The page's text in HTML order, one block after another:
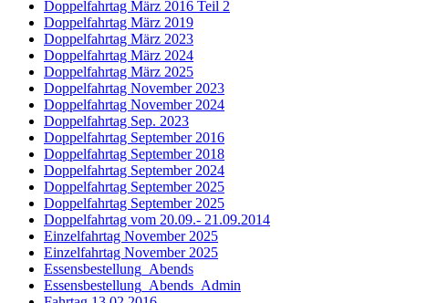
Doppelfahrtag März 2016 Teil 2
Doppelfahrtag März 2019
Doppelfahrtag März 2023
Doppelfahrtag März 2024
Doppelfahrtag März 2025
Doppelfahrtag November 2023
Doppelfahrtag November 2024
Doppelfahrtag Sep. 2023
Doppelfahrtag September 2016
Doppelfahrtag September 2018
Doppelfahrtag September 2024
Doppelfahrtag September 2025
Doppelfahrtag September 2025
Doppelfahrtag vom 20.09.- 21.09.2014
Einzelfahrtag November 2025
Einzelfahrtag November 2025
Essensbestellung_Abends
Essensbestellung_Abends_Admin